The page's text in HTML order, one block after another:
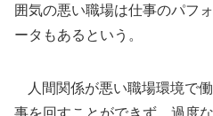
囲気の悪い職場は仕事のパフ
ータもあるという。
人間関係が悪い職場環境で
事を回すことができず、過度